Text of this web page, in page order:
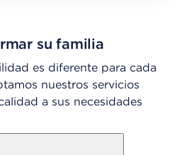
su familia
es diferente para cada
nuestros servicios
a sus necesidades